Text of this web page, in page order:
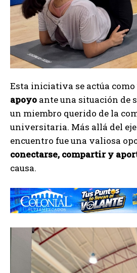
Esta iniciativa se actúa como
apoyo ante una situación de
un miembro querido de la
universitaria. Más allá del
encuentro fue una valiosa
conectarse, compartir y
causa.